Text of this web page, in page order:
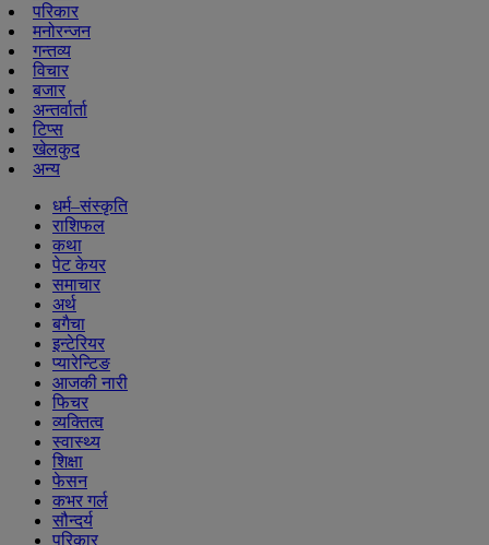
परिकार
मनोरन्जन
गन्तव्य
विचार
बजार
अन्तर्वार्ता
टिप्स
खेलकुद
अन्य
धर्म–संस्कृति
राशिफल
कथा
पेट केयर
समाचार
अर्थ
बगैचा
इन्टेरियर
प्यारेन्टिङ
आजकी नारी
फिचर
व्यक्तित्व
स्वास्थ्य
शिक्षा
फेसन
कभर गर्ल
सौन्दर्य
परिकार